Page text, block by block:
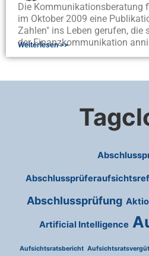
Die Kommunikationsberatung
im Oktober 2009 eine
Zahlen" ins Leben gerufen, die
der Finanzkommunikation
Weiterlesen >>
Abschlussprüfung
Artificial Intelligence
Aufsichtsratsbericht